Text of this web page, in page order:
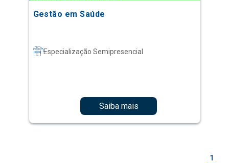
Gestão em Saúde
Especialização Semipresencial
Saiba mais
1